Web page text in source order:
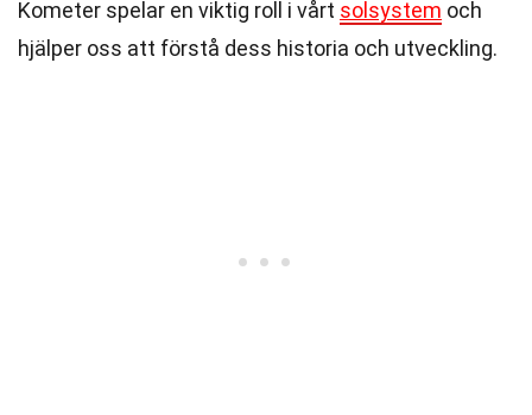
Kometer spelar en viktig roll i vårt solsystem och
hjälper oss att förstå dess historia och utveckling.